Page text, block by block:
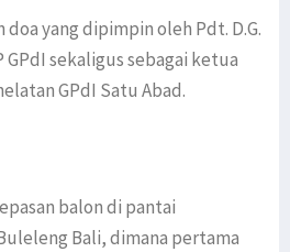
yang dipimpin oleh Pdt. D.G.
GPdI sekaligus sebagai ketua
GPdI Satu Abad.
balon di pantai
Bali, dimana pertama